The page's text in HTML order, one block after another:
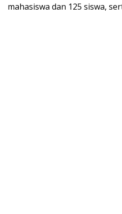
mahasiswa dan 125 siswa,